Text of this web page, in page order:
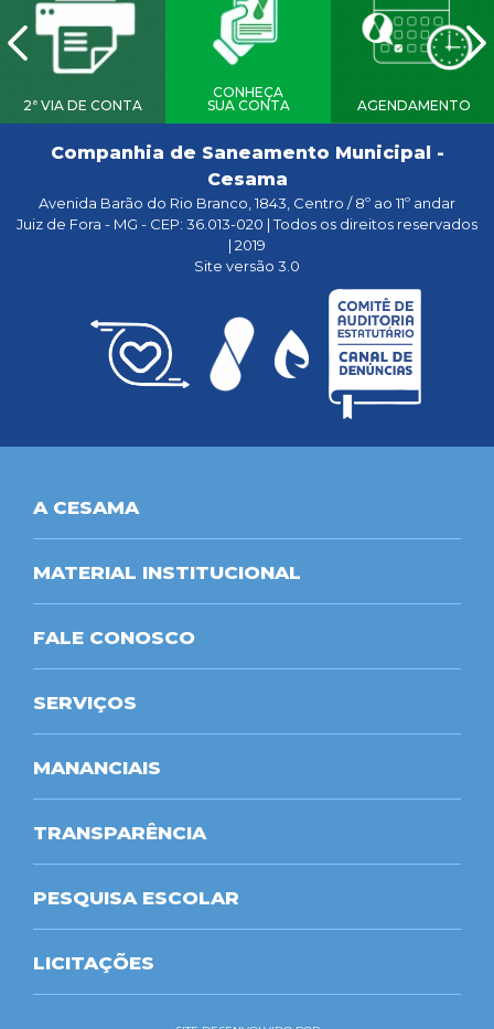
2ª VIA DE CONTA
CONHEÇA
SUA CONTA
AGENDAMENTO
Companhia de Saneamento Municipal -
Cesama
Avenida Barão do Rio Branco, 1843, Centro / 8º ao 11º andar
Juiz de Fora - MG - CEP: 36.013-020 | Todos os direitos reservados
| 2019
Site versão 3.0
A CESAMA
MATERIAL INSTITUCIONAL
FALE CONOSCO
SERVIÇOS
MANANCIAIS
TRANSPARÊNCIA
PESQUISA ESCOLAR
LICITAÇÕES